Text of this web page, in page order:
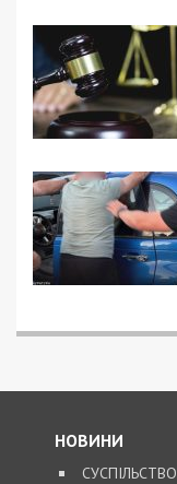
НОВИНИ
СУСПІЛЬСТВО